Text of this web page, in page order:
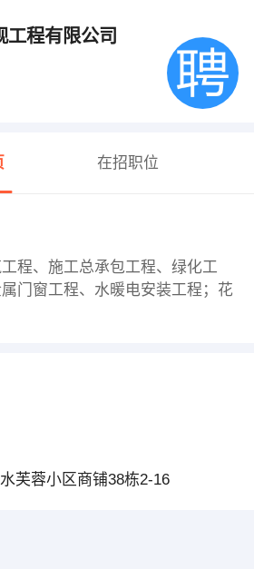
工程有限公司
在招职位
程、施工总承包工程、绿化工
门窗工程、水暖电安装工程；花
芙蓉小区商铺38栋2-16